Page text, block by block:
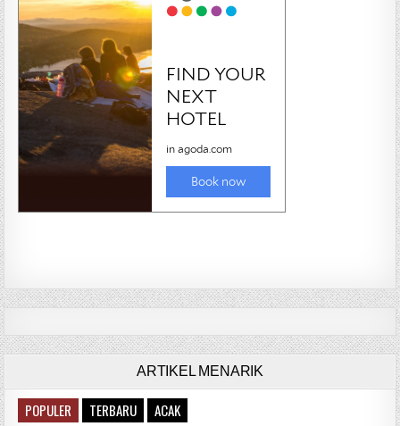
ARTIKEL MENARIK
POPULER TERBARU ACAK